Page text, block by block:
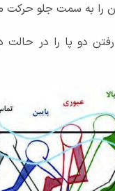
را به سمت جلو
دو پا را در حالت